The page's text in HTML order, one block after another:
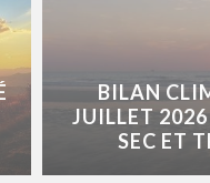
BILAN
JUILLET 2026
SEC ET